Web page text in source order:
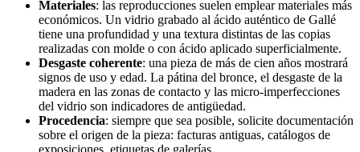
Materiales: las reproducciones suelen emplear materiales más
económicos. Un vidrio grabado al ácido auténtico de Gallé
tiene una profundidad y una textura distintas de las copias
realizadas con molde o con ácido aplicado superficialmente.
Desgaste coherente: una pieza de más de cien años mostrará
signos de uso y edad. La pátina del bronce, el desgaste de la
madera en las zonas de contacto y las micro-imperfecciones
del vidrio son indicadores de antigüedad.
Procedencia: siempre que sea posible, solicite documentación
sobre el origen de la pieza: facturas antiguas, catálogos de
exposiciones, etiquetas de galerías.